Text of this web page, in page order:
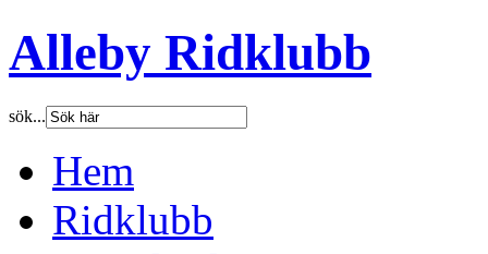
Alleby Ridklubb
sök...
Hem
Ridklubb